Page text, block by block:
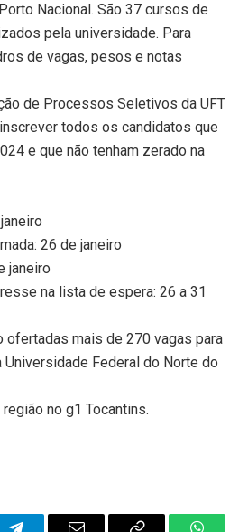
Nacional. São 37 cursos de
pela universidade. Para
de vagas, pesos e notas
de Processos Seletivos da UFT
todos os candidatos que
e que não tenham zerado na
26 de janeiro
janeiro
na lista de espera: 26 a 31
ofertadas mais de 270 vagas para
Universidade Federal do Norte do
no g1 Tocantins.